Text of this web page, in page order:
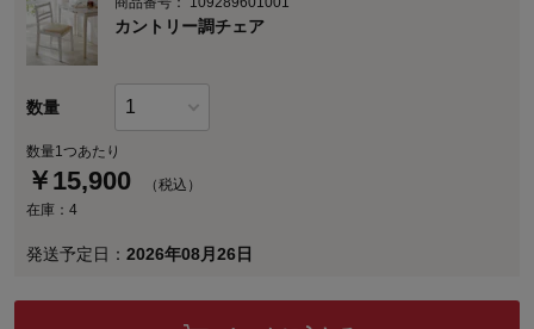
カントリー調チェア
数量
数量1つあたり
￥ 15,900
（税込）
在庫：4
発送予定日： 2026年08月26日